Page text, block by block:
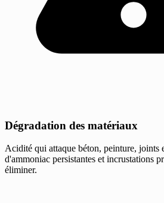
Dégradation des matériaux
Acidité qui attaque béton, peinture, joints
d'ammoniac persistantes et incrustations
éliminer.